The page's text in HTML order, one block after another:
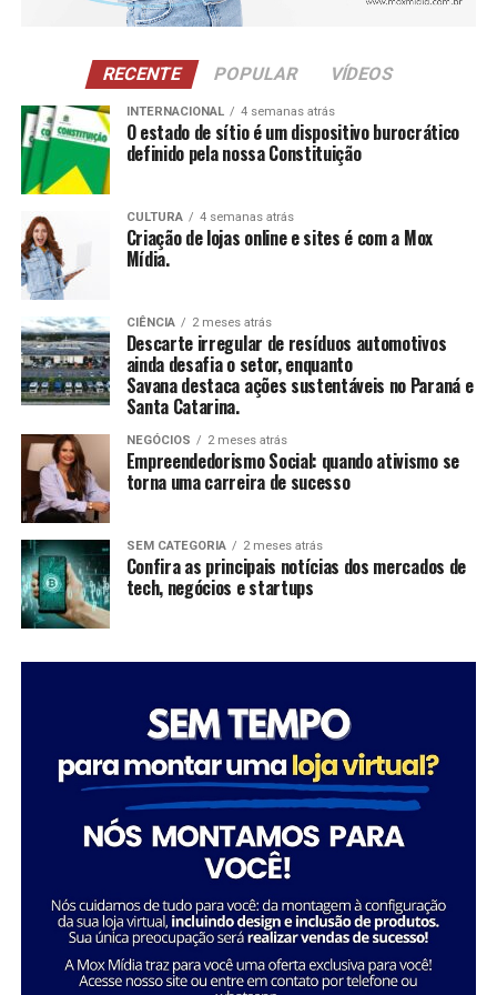
A Savana integra o Grupo Águia Branca e é especializada
na comercialização de caminhões e veículos comerciais
da Mercedes-Benz. Com forte presença nos setores de
transporte e logística, oferece um portfólio completo
de veículos, peças e serviços de oficina. Além disso,
disponibiliza soluções em pneus e recapagem,
garantindo performance e eficiência para os clientes do
segmento de transporte de cargas.
integral e apoio à autoestima.
NCI: Atividades para pessoas com 60 anos ou
mais, estimulando a construção e reconstrução de
suas histórias e vivências.
CCAS
: Ambiente de convivência para crianças e
adolescentes, abrangendo desde jogos até cultura
SAICA: Trabalho de cuidado, orientação e proteção
integral a crianças e adolescentes em situação de
CEIS
: Garantia de um ambiente seguro e desafiador
para o desenvolvimento infantil.
Conclusão
O empreendedorismo social, impulsionado por líderes
como Tatiana Souza, demonstra que ativismo pode, sim,
ser uma carreira de sucesso. As mulheres no comando
dessas organizações não apenas promovem mudanças
significativas em suas comunidades, mas também
inspiram futuras gerações a seguir seus passos,
mostrando que é possível transformar a sociedade
feminina no setor social: “Acredito que quando as
mulheres assumem a liderança, trazem consigo uma
perspectiva única e essencial que promove a inclusão e o
desenvolvimento sustentável. Meu objetivo é continuar
inspirando e capacitando outras mulheres a seguirem
esse caminho, transformando ainda mais vidas e
Essa trajetória exemplifica como o ativismo e o
empreendedorismo social podem convergir para criar
uma carreira gratificante e de grande impacto social.
RECENTE POPULAR VÍDEOS
INTERNACIONAL 4 semanas atrás
O estado de sítio é um dispositivo burocrático
definido pela nossa Constituição
CULTURA 4 semanas atrás
Criação de lojas online e sites é com a Mox
Mídia.
CIÊNCIA 2 meses atrás
Descarte irregular de resíduos automotivos
ainda desafia o setor, enquanto
Savana destaca ações sustentáveis no Paraná e
Santa Catarina.
NEGÓCIOS 2 meses atrás
Empreendedorismo Social: quando ativismo se
torna uma carreira de sucesso
SEM CATEGORIA 2 meses atrás
Confira as principais notícias dos mercados de
tech, negócios e startups